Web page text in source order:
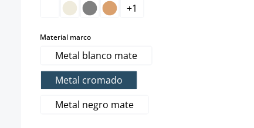
+1
Material marcoselect
Metal blanco mate
Metal cromado
Metal negro mate